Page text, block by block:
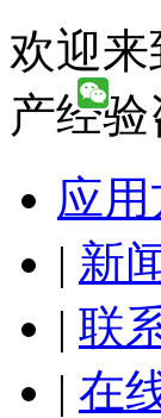
欢迎来
产经验
应
| 新
| 联
| 在